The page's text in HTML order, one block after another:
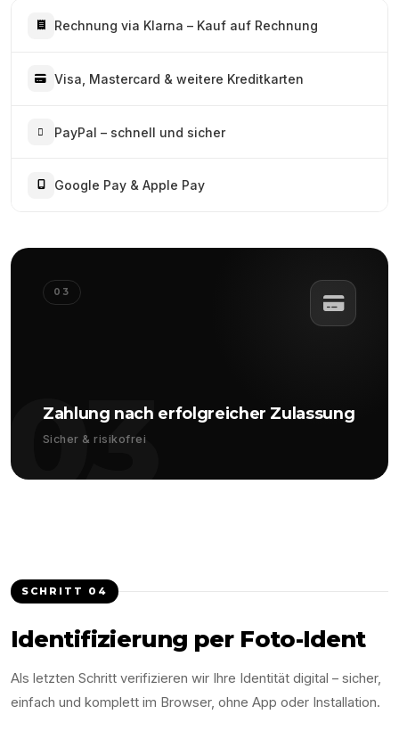
Rechnung via Klarna – Kauf auf Rechnung
Visa, Mastercard & weitere Kreditkarten
PayPal – schnell und sicher
Google Pay & Apple Pay
03
03
Zahlung nach erfolgreicher Zulassung
Sicher & risikofrei
SCHRITT 04
Identifizierung per Foto-Ident
Als letzten Schritt verifizieren wir Ihre Identität digital – sicher,
einfach und komplett im Browser, ohne App oder Installation.